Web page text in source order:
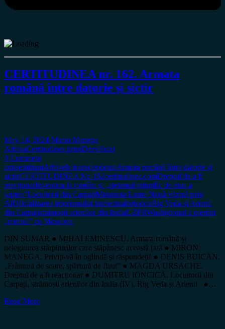
CERTITUDINEA nr. 162. Armata
română între datorie și sictir
May 14, 2024 Miron Manega
ArhivaCertitudinea printDezvăluiri
0 Comment
antisemitismArhivele transcendenteArmata română între datorie și
sictirCERTITUDINEA Nr. 162certitudinea.comDreptul de a fi
reacționarInventica la români și „ateismul științific de ziua a
șaptea”Locuitorii din CarpațiMinunata Lume Nouă văzută prin
AIOficializarea terorismului intelectualortodoxRig Veda și Arienii
din Carpațistrămoșii arienilor din IndiaUZPRWashigtonul a pierdut
„meciul” cu Moscova
DIN SUMAR ● MIHAI EMINESCU. Armata română și
nelegiuirea stârpiturilor care stăpânesc această țară ● MIRON
MANEGA. Priviți-vă în oglindă și răspundeți! ● DENIS BUICAN.
„Frântură de soare, spărtură de flaut” ● MAGDA URSACHE.
Dreptul de a fi reacționar ● DUMITRU IONCICĂ. Locuitorii din
Carpați, strămoșii arienilor din India (IV). Rig Veda și Arienii ●…
Read More